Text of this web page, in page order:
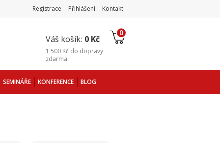
Registrace Přihlášení Kontakt
Váš košík: 0 Kč
0
1 500 Kč do dopravy
zdarma.
SEMINÁŘE KONFERENCE BLOG